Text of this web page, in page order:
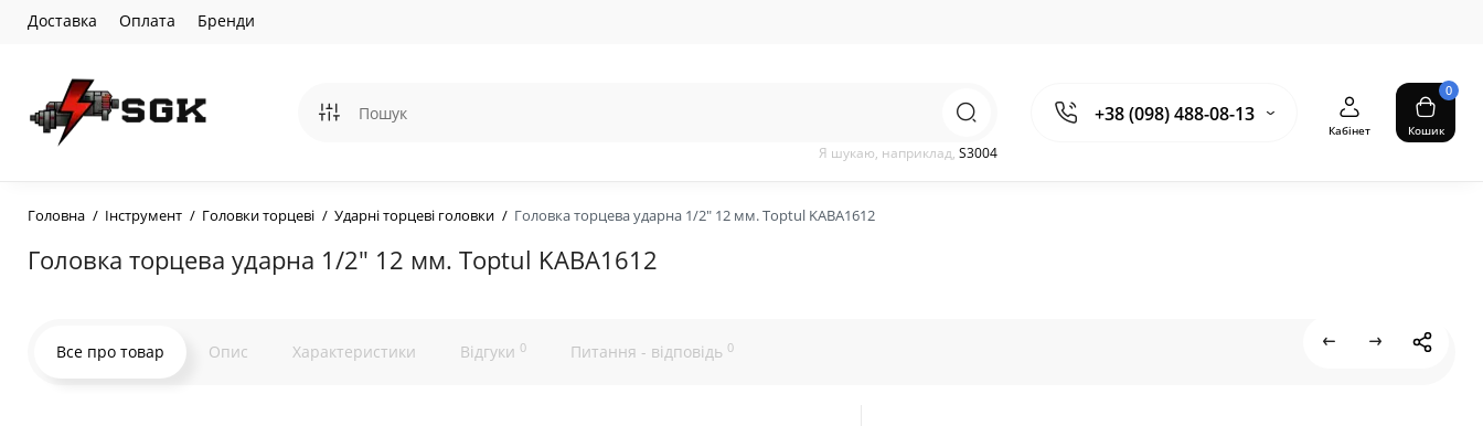
Доставка Оплата Бренди
+38 (098) 488-08-13
Я шукаю, наприклад, S3004
Кабінет
0
Кошик
Головна Інструмент Головки торцеві Ударні торцеві головки Головка торцева ударна 1/2" 12 мм. Toptul KABA1612
Головка торцева ударна 1/2" 12 мм. Toptul KABA1612
Все про товар Опис Характеристики Відгуки 0 Питання - відповідь 0